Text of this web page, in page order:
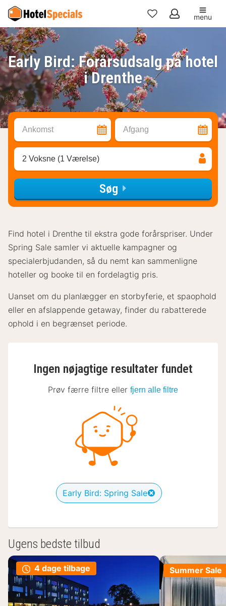
Mine
favoritter
menu
Early Bird: Forårsudsalg på hotel
i Drenthe
Ankomst Afgang
2 Voksne (1 Værelse)
Søg
Find hotel i Drenthe til ekstra gode forårspriser. Under
Spring Sale samler vi aktuelle kampagner og
specialerbjudanden, så du nemt kan sammenligne
hoteller og booke til en fordelagtig pris.
Uanset om du planlægger en storbyferie, et spaophold
eller en afslappende getaway, finder du rabatterede
ophold i en begrænset periode.
Ingen nøjagtige resultater fundet
Prøv færre filtre eller fjern alle filtre
Early Bird: Spring Sale
Ugens bedste tilbud
4 dage tilbage Summer Sale